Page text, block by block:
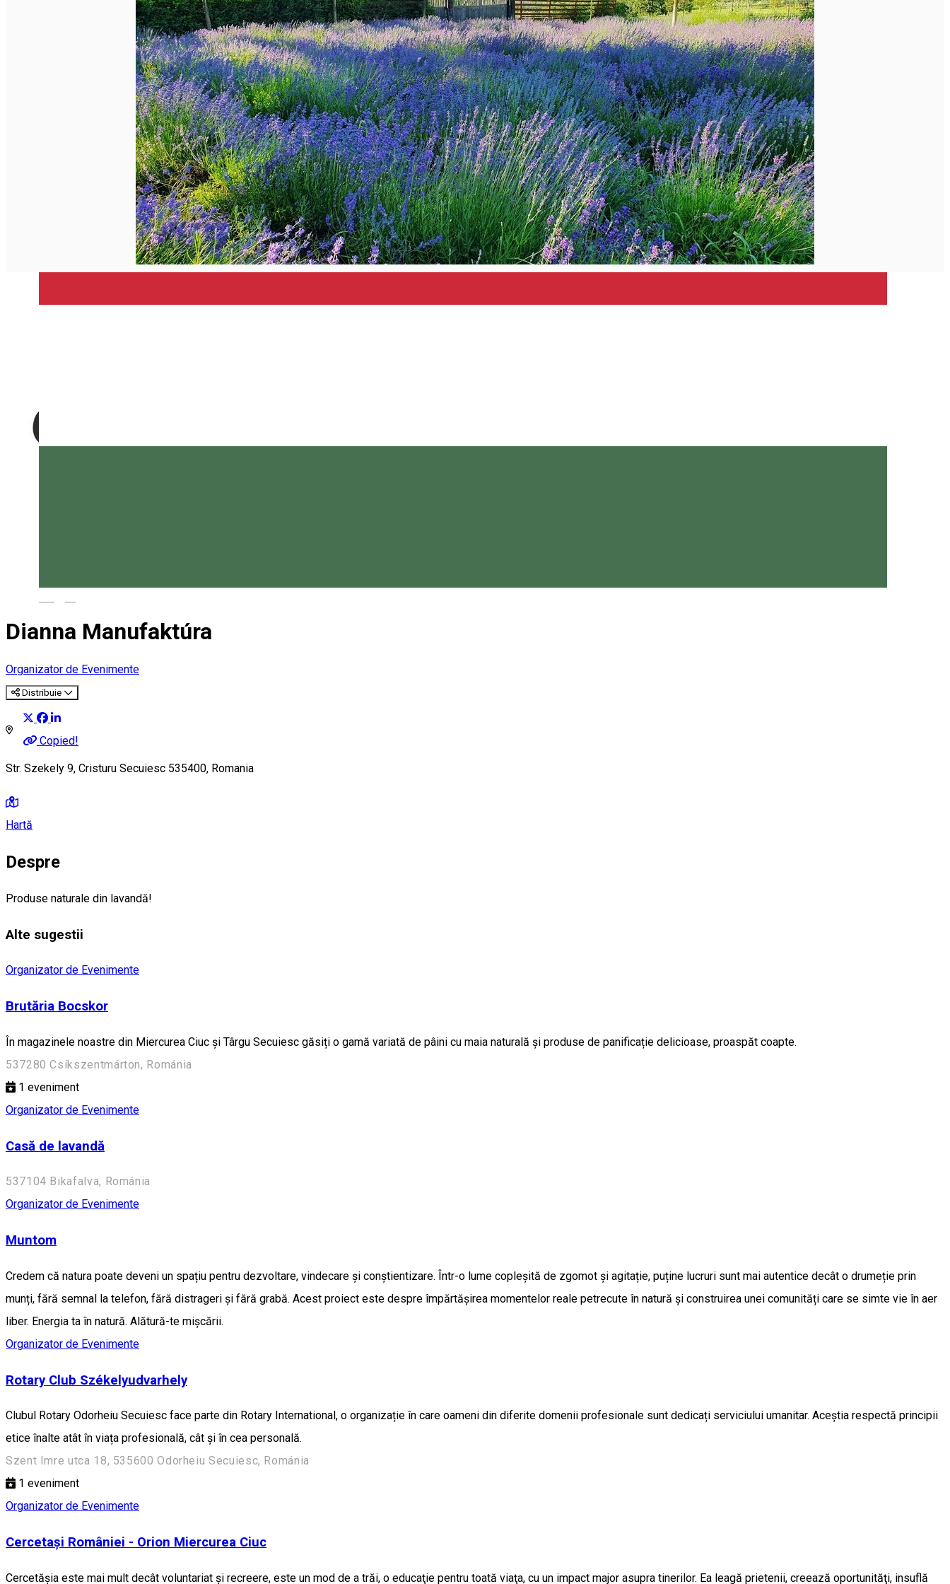
Închirieri de biciclete
Dianna Manufaktúra
Organizator de Evenimente
Distribuie
Copied!
Str. Szekely 9, Cristuru Secuiesc 535400, Romania
Hartă
Despre
Produse naturale din lavandă!
Alte sugestii
Organizator de Evenimente
Brutăria Bocskor
În magazinele noastre din Miercurea Ciuc și Târgu Secuiesc găsiți o gamă variată de pâini cu maia naturală și produse de panificație delicioase, proaspăt coapte.
537280 Csíkszentmárton, Románia
1 eveniment
Organizator de Evenimente
Casă de lavandă
537104 Bikafalva, Románia
Organizator de Evenimente
Muntom
Credem că natura poate deveni un spațiu pentru dezvoltare, vindecare și conștientizare. Într-o lume copleșită de zgomot și agitație, puține lucruri sunt mai autentice decât o drumeție prin
munți, fără semnal la telefon, fără distrageri și fără grabă. Acest proiect este despre împărtășirea momentelor reale petrecute în natură și construirea unei comunități care se simte vie în aer
liber. Energia ta în natură. Alătură-te mișcării.
Organizator de Evenimente
Rotary Club Székelyudvarhely
Clubul Rotary Odorheiu Secuiesc face parte din Rotary International, o organizație în care oameni din diferite domenii profesionale sunt dedicați serviciului umanitar. Aceștia respectă principii
etice înalte atât în viața profesională, cât și în cea personală.
Szent Imre utca 18, 535600 Odorheiu Secuiesc, Románia
1 eveniment
Organizator de Evenimente
Cercetași României - Orion Miercurea Ciuc
Cercetăşia este mai mult decât voluntariat şi recreere, este un mod de a trăi, o educaţie pentru toată viaţa, cu un impact major asupra tinerilor. Ea leagă prietenii, creează oportunităţi, insuflă